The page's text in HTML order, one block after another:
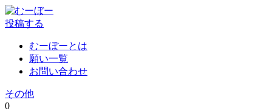
投稿する
むーぼーとは
願い一覧
お問い合わせ
その他
0